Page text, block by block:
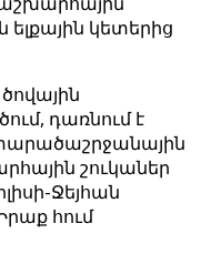
ելքային կետերից
դառնում է
շուկաներ
Ջեյհան
հում